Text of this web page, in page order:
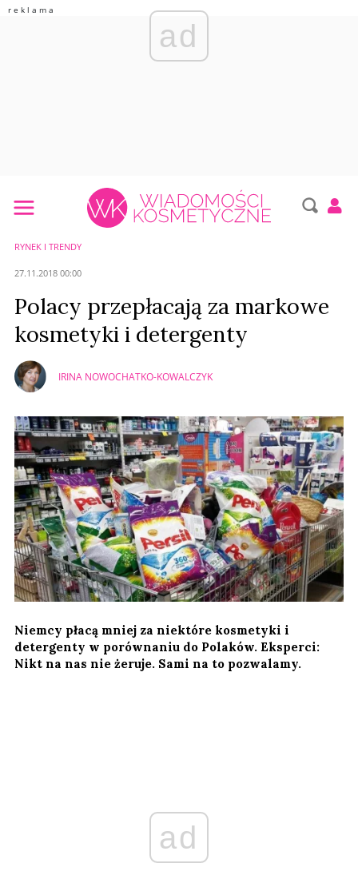
ad
RYNEK I TRENDY
27.11.2018 00:00
Polacy przepłacają za markowe
kosmetyki i detergenty
IRINA NOWOCHATKO-KOWALCZYK
Niemcy płacą mniej za niektóre kosmetyki i
detergenty w porównaniu do Polaków. Eksperci:
Nikt na nas nie żeruje. Sami na to pozwalamy.
ad